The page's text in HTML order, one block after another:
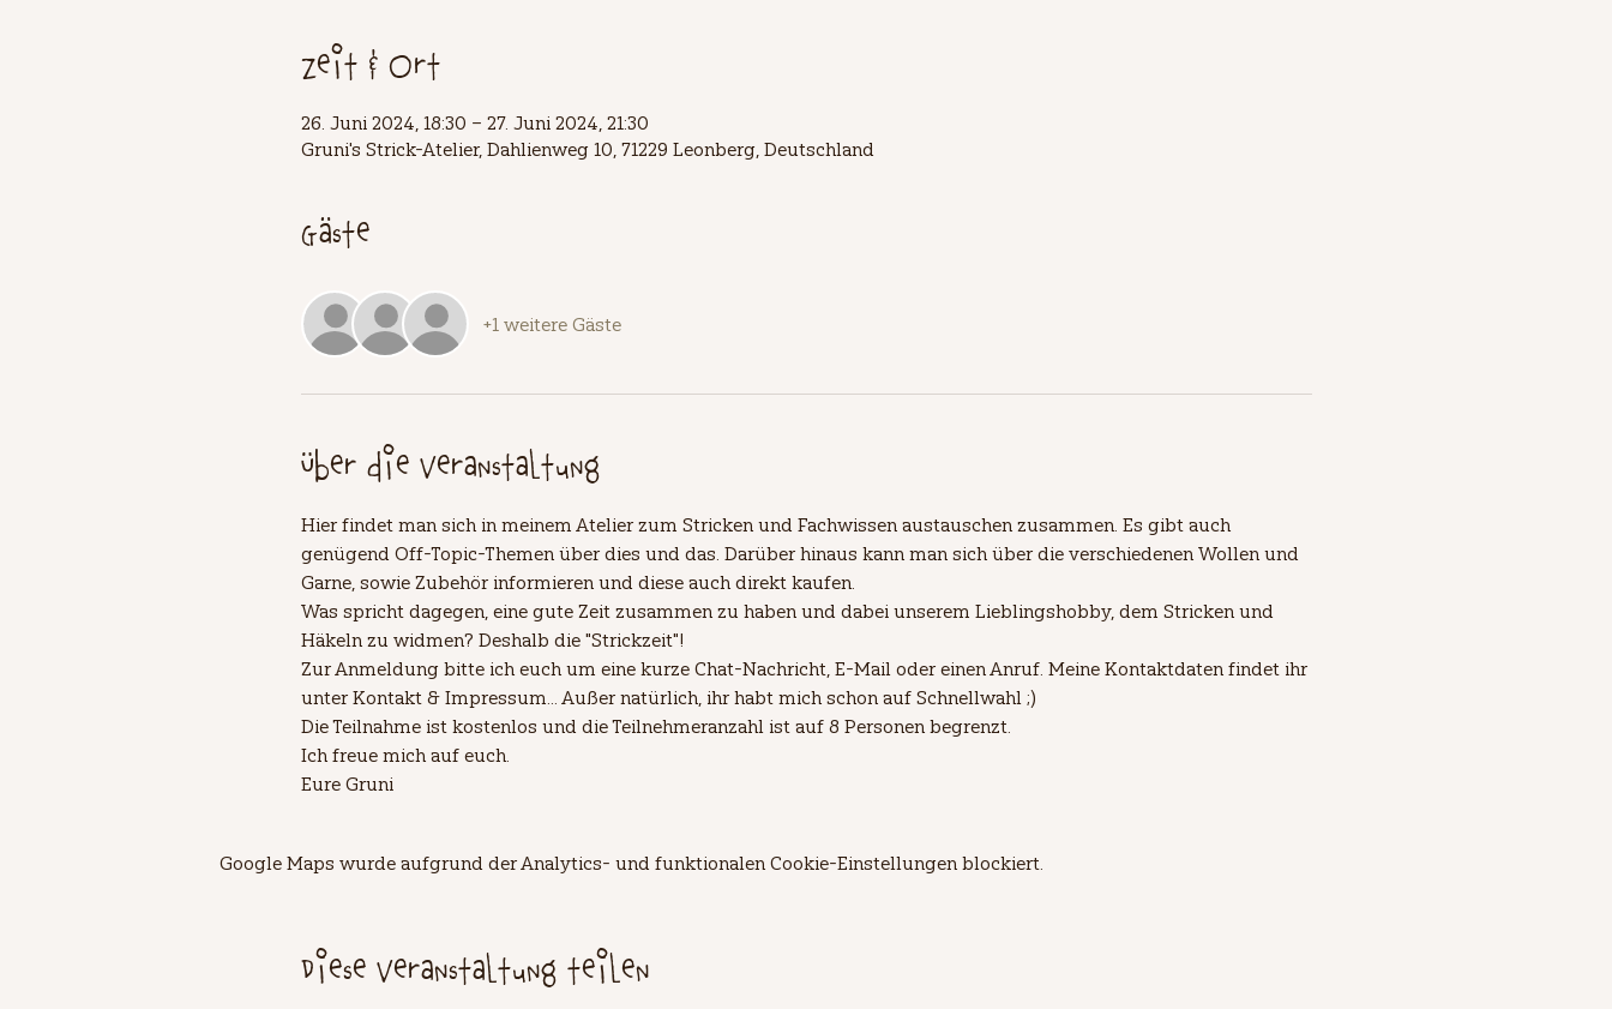
Zeit & Ort
26. Juni 2024, 18:30 – 27. Juni 2024, 21:30
Gruni's Strick-Atelier, Dahlienweg 10, 71229 Leonberg, Deutschland
Gäste
+1 weitere Gäste
Über die Veranstaltung
Hier findet man sich in meinem Atelier zum Stricken und Fachwissen austauschen zusammen. Es gibt auch
genügend Off-Topic-Themen über dies und das. Darüber hinaus kann man sich über die verschiedenen Wollen und
Garne, sowie Zubehör informieren und diese auch direkt kaufen.
Was spricht dagegen, eine gute Zeit zusammen zu haben und dabei unserem Lieblingshobby, dem Stricken und
Häkeln zu widmen? Deshalb die "Strickzeit"!
Zur Anmeldung bitte ich euch um eine kurze Chat-Nachricht, E-Mail oder einen Anruf. Meine Kontaktdaten findet ihr
unter Kontakt & Impressum... Außer natürlich, ihr habt mich schon auf Schnellwahl ;)
Die Teilnahme ist kostenlos und die Teilnehmeranzahl ist auf 8 Personen begrenzt.
Ich freue mich auf euch.
Eure Gruni
Google Maps wurde aufgrund der Analytics- und funktionalen Cookie-Einstellungen blockiert.
Diese Veranstaltung teilen